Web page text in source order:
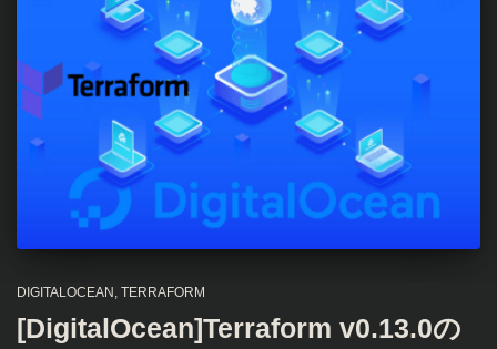
DIGITALOCEAN TERRAFORM
[DigitalOcean]Terraform v0.13.0の